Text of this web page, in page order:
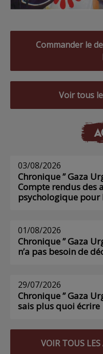
Commander le
Voir tous
03/08/2026
Chronique ” Gaza
Compte rendus des
psychologique pour
01/08/2026
Chronique ” Gaza
n’a pas besoin de
29/07/2026
Chronique ” Gaza
sais plus quoi écrire
VOIR TOUS